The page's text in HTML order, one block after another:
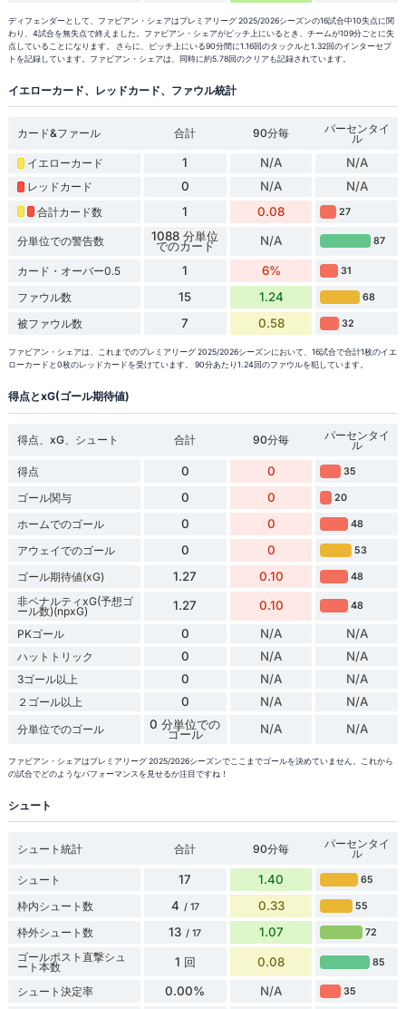
ディフェンダーとして、ファビアン・シェアはプレミアリーグ 2025/2026シーズンの16試合中10失点に関
わり、4試合を無失点で終えました。ファビアン・シェアがピッチ上にいるとき、チームが109分ごとに失
点していることになります。 さらに、ピッチ上にいる90分間に1.16回のタックルと1.32回のインターセプ
トを記録しています。ファビアン・シェアは、同時に約5.78回のクリアも記録されています。
イエローカード、レッドカード、ファウル統計
カード&ファール 合計 90分毎 パーセンタイ
ル
イエローカード
1 N/A N/A
レッドカード 0 N/A N/A
合計カード数 1 0.08 27
分単位での警告数 1088 分単位
でのカード N/A 87
カード・オーバー0.5 1 6% 31
ファウル数 15 1.24 68
被ファウル数 7 0.58 32
ファビアン・シェアは、これまでのプレミアリーグ 2025/2026シーズンにおいて、16試合で合計1枚のイエ
ローカードと0枚のレッドカードを受けています。 90分あたり1.24回のファウルを犯しています。
得点とxG(ゴール期待値)
得点、xG、シュート 合計 90分毎 パーセンタイ
ル
得点
0 0 35
ゴール関与 0 0 20
ホームでのゴール 0 0 48
アウェイでのゴール 0 0 53
ゴール期待値(xG) 1.27 0.10 48
非ペナルティxG(予想ゴ
ール数)(npxG) 1.27 0.10 48
PKゴール 0 N/A N/A
ハットトリック 0 N/A N/A
3ゴール以上 0 N/A N/A
２ゴール以上 0 N/A N/A
分単位でのゴール 0 分単位での
ゴール N/A N/A
ファビアン・シェアはプレミアリーグ 2025/2026シーズンでここまでゴールを決めていません。これから
の試合でどのようなパフォーマンスを見せるか注目ですね！
シュート
シュート統計 合計 90分毎 パーセンタイ
ル
シュート
17 1.40 65
枠内シュート数 4 / 17 0.33 55
枠外シュート数 13 / 17 1.07 72
ゴールポスト直撃シュ
ート本数 1 回 0.08 85
シュート決定率 0.00% N/A 35